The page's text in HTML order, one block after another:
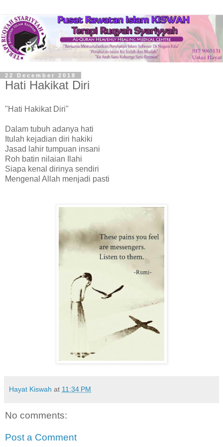
22 December 2018
Hati Hakikat Diri
"Hati Hakikat Diri"
Dalam tubuh adanya hati
Itulah kejadian diri hakiki
Jasad lahir tumpuan insani
Roh batin nilaian Ilahi
Siapa kenal dirinya sendiri
Mengenal Allah menjadi pasti
Hayat Kiswah at 11:34 PM
No comments:
Post a Comment